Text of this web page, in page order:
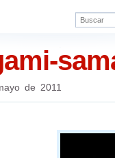
de 2011